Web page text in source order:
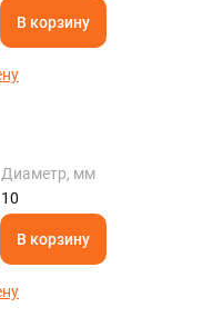
В корзину
Диаметр, мм
10
В корзину